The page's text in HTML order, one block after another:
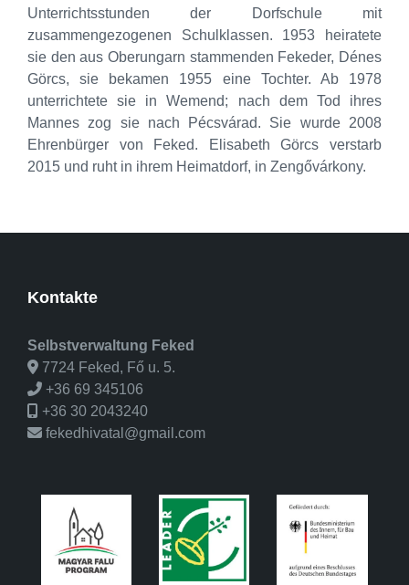
Unterrichtsstunden der Dorfschule mit
zusammengezogenen Schulklassen. 1953 heiratete
sie den aus Oberungarn stammenden Fekeder, Dénes
Görcs, sie bekamen 1955 eine Tochter. Ab 1978
unterrichtete sie in Wemend; nach dem Tod ihres
Mannes zog sie nach Pécsvárad. Sie wurde 2008
Ehrenbürger von Feked. Elisabeth Görcs verstarb
2015 und ruht in ihrem Heimatdorf, in Zengővárkony.
Kontakte
Selbstverwaltung Feked
7724 Feked, Fő u. 5.
+36 69 345106
+36 30 2043240
fekedhivatal@gmail.com